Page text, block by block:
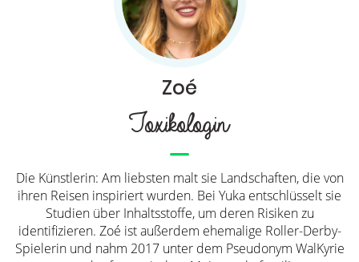
Zoé
Toxikologin
Die Künstlerin: Am liebsten malt sie Landschaften, die von
ihren Reisen inspiriert wurden. Bei Yuka entschlüsselt sie
Studien über Inhaltsstoffe, um deren Risiken zu
identifizieren. Zoé ist außerdem ehemalige Roller-Derby-
Spielerin und nahm 2017 unter dem Pseudonym WalKyrie